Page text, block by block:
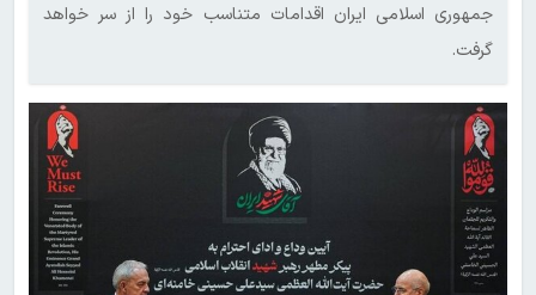
جمهوری اسلامی ایران اقدامات متناسب خود را از سر خواهد
گرفت.